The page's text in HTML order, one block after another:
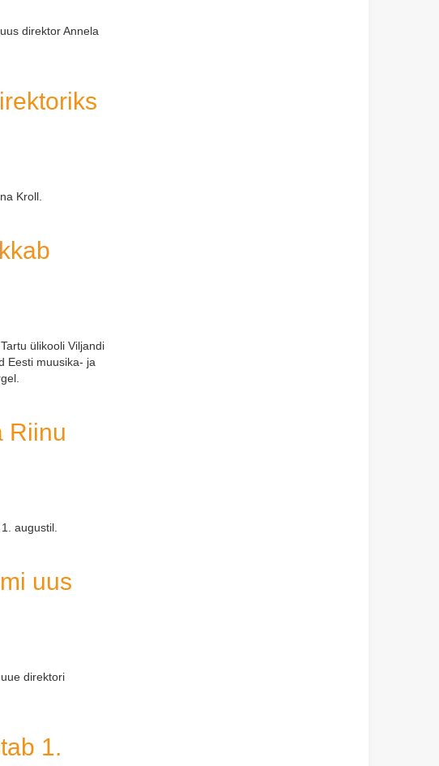
direktor Annela
Kroll.
ülikooli Viljandi
Eesti muusika- ja
Riinu
augustil.
uus
direktori
1.